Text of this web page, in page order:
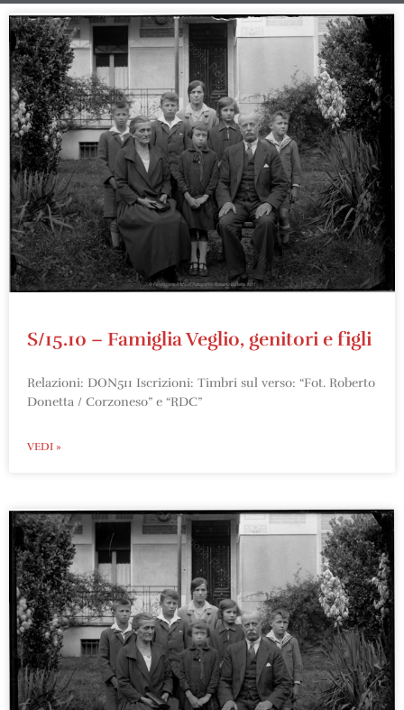
S/15.10 – Famiglia Veglio, genitori e figli
Relazioni: DON511 Iscrizioni: Timbri sul verso: “Fot. Roberto
Donetta / Corzoneso” e “RDC”
VEDI »